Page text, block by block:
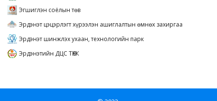
Эгшиглэн соёлын төв
Эрдэнэт цэцэрлэгт хүрээлэн ашиглалтын өмнөх захиргаа
Эрдэнэт шинжлэх ухаан, технологийн парк
Эрдэнэтийн ДЦС ТӨХК